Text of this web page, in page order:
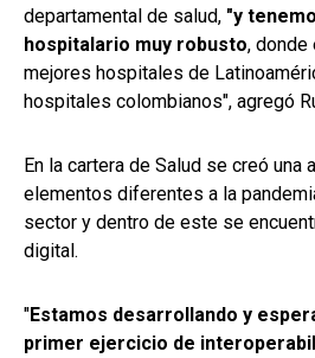
departamental de salud, "y
hospitalario muy robusto, donde
mejores hospitales de
hospitales colombianos", agregó
En la cartera de Salud se creó una
elementos diferentes a la
sector y dentro de este se
digital.
"Estamos desarrollando y
primer ejercicio de